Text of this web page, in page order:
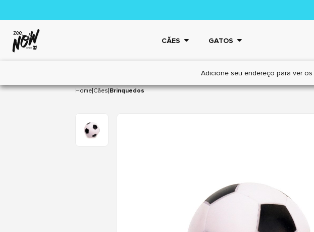
CÃES GATOS
Adicione seu endereço para ver os
Home|Cães|Brinquedos